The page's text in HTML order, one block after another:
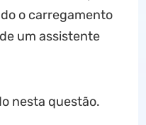
o carregamento
um assistente
nesta questão.